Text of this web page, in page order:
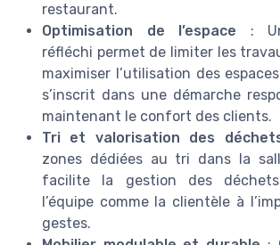
restaurant.
Optimisation de l’espace :
réfléchi permet de limiter les
maximiser l’utilisation des
s’inscrit dans une démarche
maintenant le confort des clients.
Tri et valorisation des
zones dédiées au tri dans la
facilite la gestion des
l’équipe comme la clientèle à
gestes.